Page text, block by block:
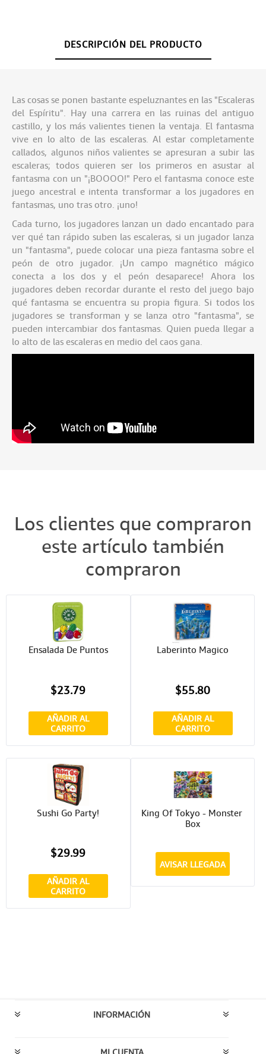
DESCRIPCIÓN DEL PRODUCTO
Las cosas se ponen bastante espeluznantes en las "Escaleras
del Espíritu". Hay una carrera en las ruinas del antiguo
castillo, y los más valientes tienen la ventaja. El fantasma
vive en lo alto de las escaleras. Al estar completamente
callados, algunos niños valientes se apresuran a subir las
escaleras; todos quieren ser los primeros en asustar al
fantasma con un "¡BOOOO!" Pero el fantasma conoce este
juego ancestral e intenta transformar a los jugadores en
fantasmas, uno tras otro. ¡uno!
Cada turno, los jugadores lanzan un dado encantado para
ver qué tan rápido suben las escaleras, si un jugador lanza
un "fantasma", puede colocar una pieza fantasma sobre el
peón de otro jugador. ¡Un campo magnético mágico
conecta a los dos y el peón desaparece! Ahora los
jugadores deben recordar durante el resto del juego bajo
qué fantasma se encuentra su propia figura. Si todos los
jugadores se transforman y se lanza otro "fantasma", se
pueden intercambiar dos fantasmas. Quien pueda llegar a
lo alto de las escaleras en medio del caos gana.
Los clientes que compraron
este artículo también
compraron
Ensalada De Puntos
$23.79
AÑADIR AL
CARRITO
Laberinto Magico
$55.80
AÑADIR AL
CARRITO
Sushi Go Party!
$29.99
AÑADIR AL
CARRITO
King Of Tokyo - Monster
Box
AVISAR LLEGADA
INFORMACIÓN